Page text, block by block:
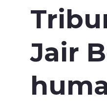
Jair